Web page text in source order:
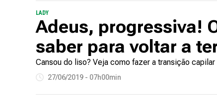
LADY
Adeus, progressiva!
saber para voltar a
Cansou do liso? Veja como fazer a transição capilar
27/06/2019 - 07h00min